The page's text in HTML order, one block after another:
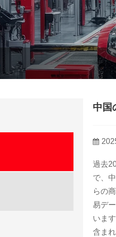
中国
過去
で、
らの
易デ
いま
含ま